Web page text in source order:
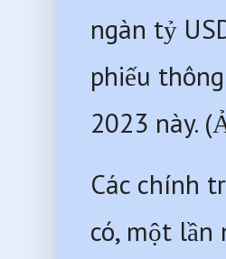
ngàn tỷ
phiếu
2023 này.
Các chính
có, một lần